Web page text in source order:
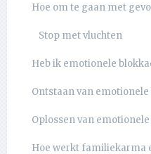
Hoe om te gaan met
Stop met vluchten
Heb ik emotionele
Ontstaan van
Oplossen van
Hoe werkt familiekarma